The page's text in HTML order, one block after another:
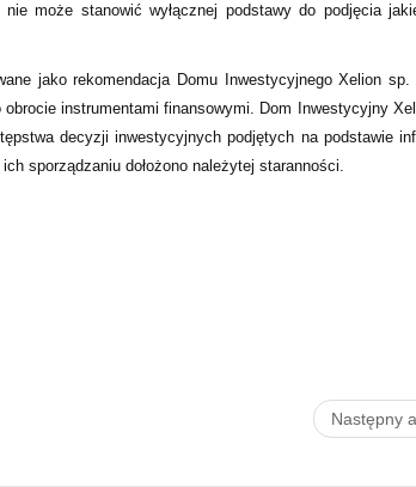
może stanowić wyłącznej podstawy do podjęcia
jako rekomendacja Domu Inwestycyjnego Xelion
instrumentami finansowymi. Dom Inwestycyjny
decyzji inwestycyjnych podjętych na podstawie
sporządzaniu dołożono należytej staranności.
Następny